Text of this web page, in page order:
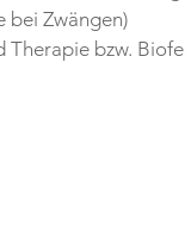
bei Zwängen)
Therapie bzw.